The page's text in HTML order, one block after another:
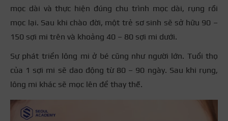
mọc dài và thực hiện đúng chu trình mọc dài, rụng rồi
mọc lại. Sau khi chào đời, một trẻ sơ sinh sẽ sở hữu 90 –
150 sợi mi trên và khoảng 40 – 80 sợi mi dưới.
Sự phát triển lông mi ở bé cũng như người lớn. Tuổi thọ
của 1 sợi mi sẽ dao động từ 80 – 90 ngày. Sau khi rụng,
lông mi khác sẽ mọc lên để thay thế.